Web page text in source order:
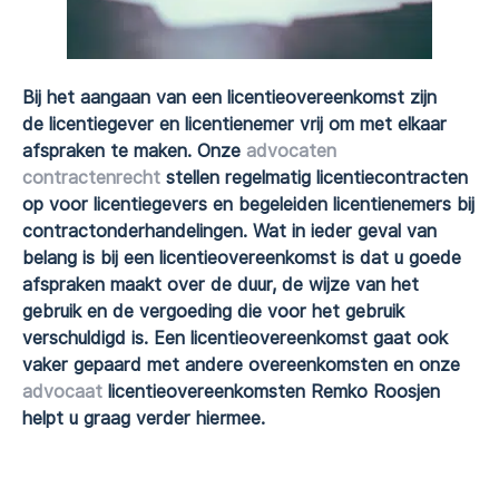
Bij het aangaan van een licentieovereenkomst zijn
de licentiegever en licentienemer vrij om met elkaar
afspraken te maken. Onze advocaten
contractenrecht stellen regelmatig licentiecontracten
op voor licentiegevers en begeleiden licentienemers bij
contractonderhandelingen. Wat in ieder geval van
belang is bij een licentieovereenkomst is dat u goede
afspraken maakt over de duur, de wijze van het
gebruik en de vergoeding die voor het gebruik
verschuldigd is. Een licentieovereenkomst gaat ook
vaker gepaard met andere overeenkomsten en onze
advocaat licentieovereenkomsten Remko Roosjen
helpt u graag verder hiermee.